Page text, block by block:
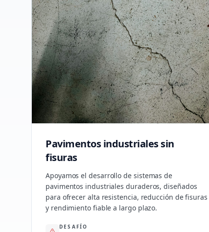
Pavimentos industriales sin
fisuras
Apoyamos el desarrollo de sistemas de
pavimentos industriales duraderos, diseñados
para ofrecer alta resistencia, reducción de fisuras
y rendimiento fiable a largo plazo.
DESAFÍO